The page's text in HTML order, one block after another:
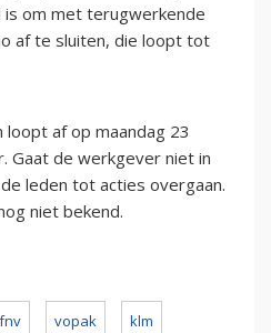
om met terugwerkende
af te sluiten, die loopt tot
af op maandag 23
Gaat de werkgever niet in
leden tot acties overgaan.
niet bekend.
fnv vopak klm